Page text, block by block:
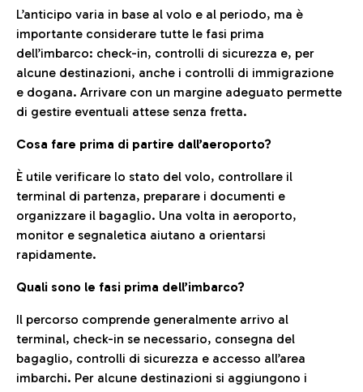
L’anticipo varia in base al volo e al periodo, ma è
importante considerare tutte le fasi prima
dell’imbarco: check-in, controlli di sicurezza e, per
alcune destinazioni, anche i controlli di immigrazione
e dogana. Arrivare con un margine adeguato permette
di gestire eventuali attese senza fretta.
Cosa fare prima di partire dall’aeroporto?
È utile verificare lo stato del volo, controllare il
terminal di partenza, preparare i documenti e
organizzare il bagaglio. Una volta in aeroporto,
monitor e segnaletica aiutano a orientarsi
rapidamente.
Quali sono le fasi prima dell’imbarco?
Il percorso comprende generalmente arrivo al
terminal, check-in se necessario, consegna del
bagaglio, controlli di sicurezza e accesso all’area
imbarchi. Per alcune destinazioni si aggiungono i